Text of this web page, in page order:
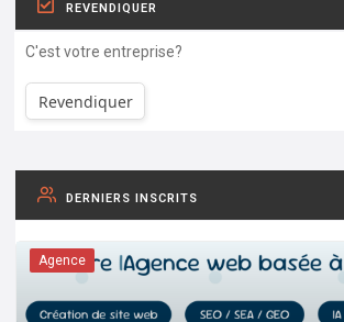
REVENDIQUER
C'est votre entreprise?
Revendiquer
DERNIERS INSCRITS
Agence